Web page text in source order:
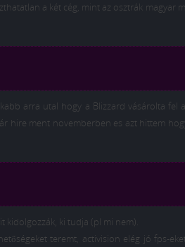
a két cég, mint az osztrák magyar
arra utal hogy a Blizzard vásárolta fel
hire ment novemberben es azt hittem
kidolgozzák, ki tudja (pl mi nem).
teremt, activision elég jó fps-